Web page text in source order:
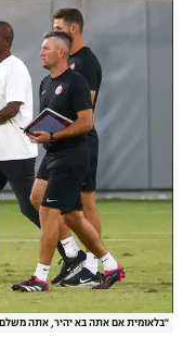
"בלאומית אם אתה בא יהיר, אתה משלם